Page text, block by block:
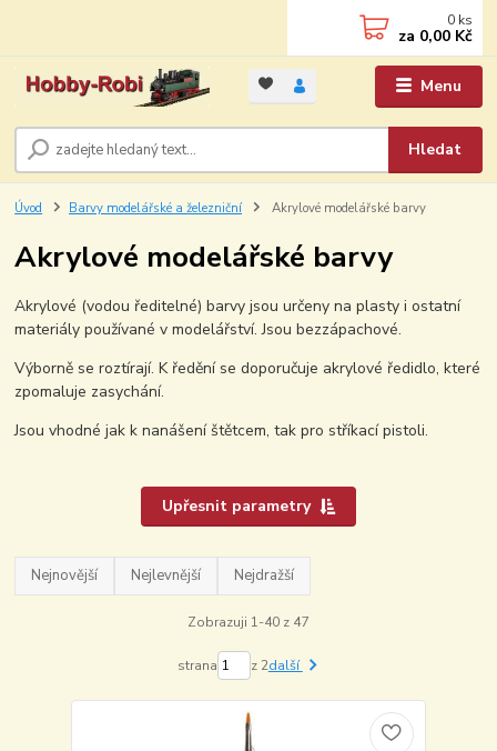
Menu
Hledat
0 ks
za 0,00 Kč
Úvod Barvy modelářské a železniční Akrylové modelářské barvy
Akrylové modelářské barvy
Akrylové (vodou ředitelné) barvy jsou určeny na plasty i ostatní
materiály používané v modelářství. Jsou bezzápachové.
Výborně se roztírají. K ředění se doporučuje akrylové ředidlo, které
zpomaluje zasychání.
Jsou vhodné jak k nanášení štětcem, tak pro stříkací pistoli.
Upřesnit parametry
Nejnovější Nejlevnější Nejdražší
Zobrazuji 1-40 z 47
strana z 2další